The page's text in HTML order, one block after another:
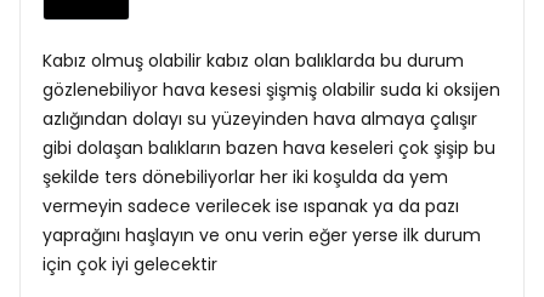
Kabız olmuş olabilir kabız olan balıklarda bu durum
gözlenebiliyor hava kesesi şişmiş olabilir suda ki oksijen
azlığından dolayı su yüzeyinden hava almaya çalışır
gibi dolaşan balıkların bazen hava keseleri çok şişip bu
şekilde ters dönebiliyorlar her iki koşulda da yem
vermeyin sadece verilecek ise ıspanak ya da pazı
yaprağını haşlayın ve onu verin eğer yerse ilk durum
için çok iyi gelecektir